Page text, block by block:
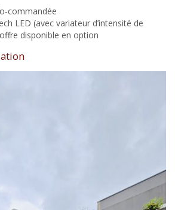
commandée
LED (avec variateur d’intensité de
disponible en option